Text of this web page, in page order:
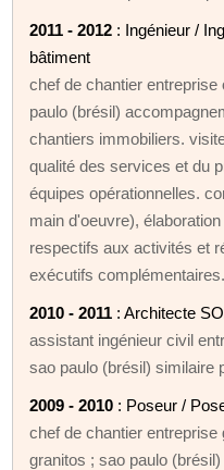
2011 - 2012 : Ingénieur /
bâtiment
chef de chantier entreprise
paulo (brésil)
chantiers immobiliers.
qualité des services et du
équipes opérationnelles.
main d'oeuvre),
respectifs aux activités et
exécutifs complémentaires.
2010 - 2011 : Architecte
assistant ingénieur civil
sao paulo (brésil) similaire
2009 - 2010 : Poseur /
chef de chantier
granitos ; sao paulo